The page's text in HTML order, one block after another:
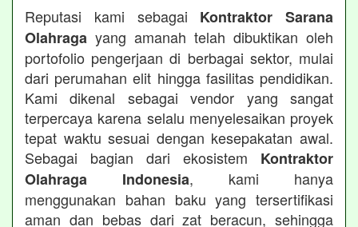
Reputasi kami sebagai Kontraktor Sarana
Olahraga yang amanah telah dibuktikan oleh
portofolio pengerjaan di berbagai sektor, mulai
dari perumahan elit hingga fasilitas pendidikan.
Kami dikenal sebagai vendor yang sangat
terpercaya karena selalu menyelesaikan proyek
tepat waktu sesuai dengan kesepakatan awal.
Sebagai bagian dari ekosistem Kontraktor
Olahraga Indonesia, kami hanya
menggunakan bahan baku yang tersertifikasi
aman dan bebas dari zat beracun, sehingga